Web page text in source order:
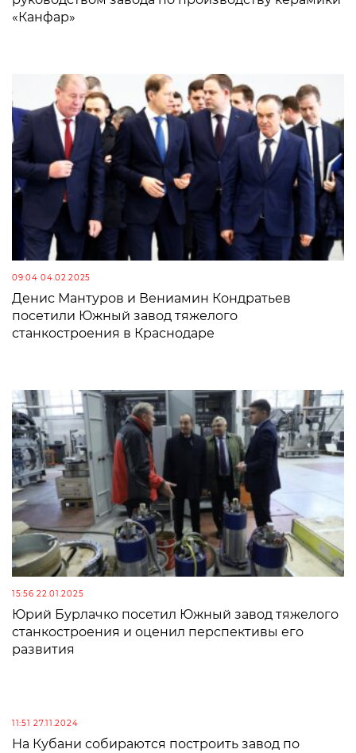
«Канфар»
09:04 04.02.2025
Денис Мантуров и Вениамин Кондратьев
посетили Южный завод тяжелого
станкостроения в Краснодаре
15:56 22.01.2025
Юрий Бурлачко посетил Южный завод тяжелого
станкостроения и оценил перспективы его
развития
11:51 27.11.2024
На Кубани собираются построить завод по